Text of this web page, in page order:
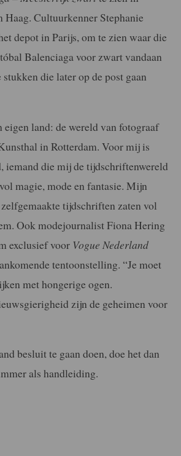
Haag. Cultuurkenner Stephanie
depot in Parijs, om te zien waar die
Balenciaga voor zwart vandaan
die later op de post gaan
land: de wereld van fotograaf
in Rotterdam. Voor mij is
iemand die mij de tijdschriftenwereld
magie, mode en fantasie. Mijn
tijdschriften zaten vol
Ook modejournalist Fiona Hering
exclusief voor Vogue Nederland
tentoonstelling. “Je moet
met hongerige ogen.
zijn de geheimen voor
besluit te gaan doen, doe het dan
als handleiding.